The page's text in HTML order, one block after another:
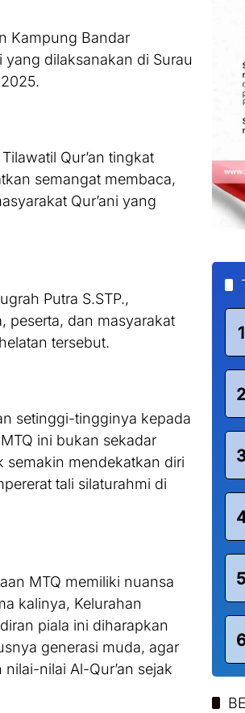
Kampung Bandar
yang dilaksanakan di Surau
Qur’an tingkat
semangat membaca,
Qur’ani yang
Putra S.STP.,
peserta, dan masyarakat
tersebut.
setinggi-tingginya kepada
ini bukan sekadar
semakin mendekatkan diri
tali silaturahmi di
MTQ memiliki nuansa
kalinya, Kelurahan
piala ini diharapkan
generasi muda, agar
nilai Al-Qur’an sejak
1
2
5